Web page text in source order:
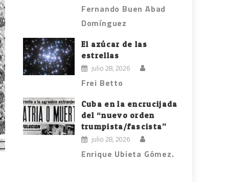
Fernando Buen Abad
Domínguez
El azúcar de las
estrellas
julio 28, 2026
Frei Betto
Cuba en la encrucijada
del “nuevo orden
trumpista/fascista”
julio 28, 2026
Enrique Ubieta Gómez.